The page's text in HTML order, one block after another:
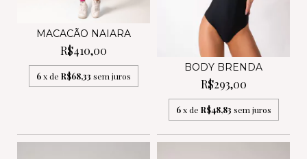
MACACÃO NAIARA
R$410,00
6x de R$68,33 sem juros
BODY BRENDA
R$293,00
6 x de R$48,83 sem juros